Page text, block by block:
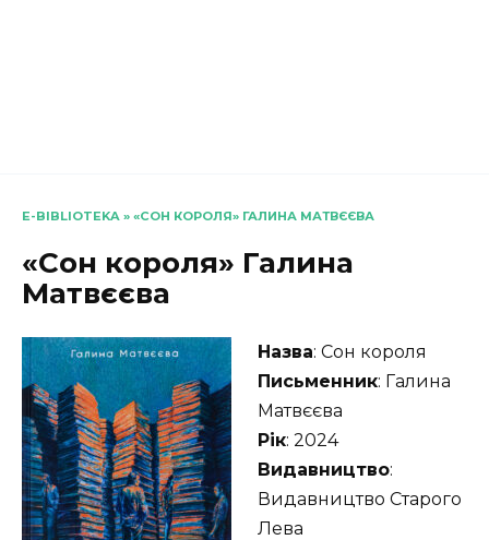
E-BIBLIOTEKA » «СОН КОРОЛЯ» ГАЛИНА МАТВЄЄВА
«Сон короля» Галина
Матвєєва
Назва: Сон короля
Письменник: Галина
Матвєєва
Рік: 2024
Видавництво:
Видавництво Старого
Лева